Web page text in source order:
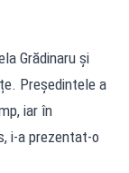
Grădinaru și
Președintele a
iar în
i-a prezentat-o